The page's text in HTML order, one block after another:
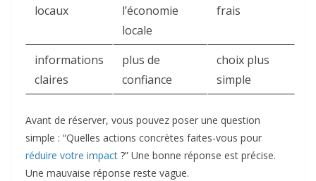
locaux
l’économie
locale
frais
informations
claires
plus de
confiance
choix plus
simple
Avant de réserver, vous pouvez poser une question
simple : “Quelles actions concrètes faites-vous pour
réduire votre impact ?” Une bonne réponse est précise.
Une mauvaise réponse reste vague.